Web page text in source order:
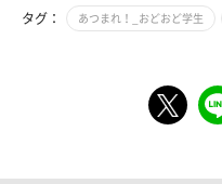
タグ： あつまれ！_おどおど学生